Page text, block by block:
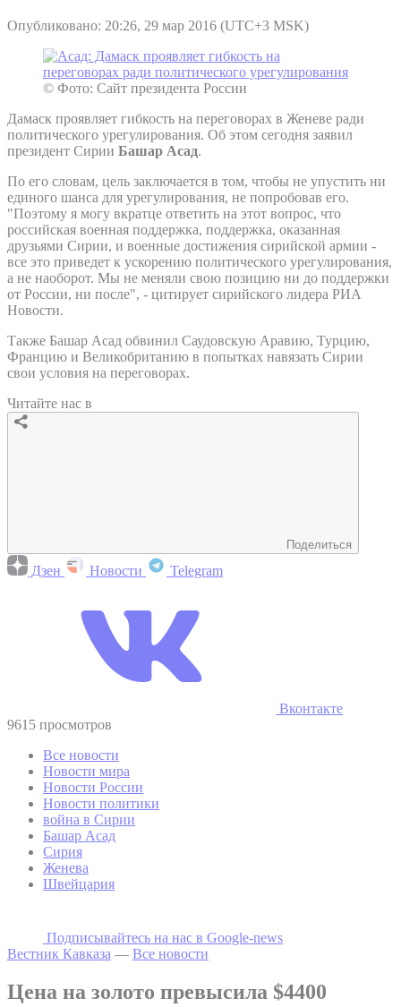
Опубликовано: 20:26, 29 мар 2016 (UTC+3 MSK)
© Фото: Сайт президента России
Дамаск проявляет гибкость на переговорах в Женеве ради
политического урегулирования. Об этом сегодня заявил
президент Сирии Башар Асад.
По его словам, цель заключается в том, чтобы не упустить ни
единого шанса для урегулирования, не попробовав его.
"Поэтому я могу вкратце ответить на этот вопрос, что
российская военная поддержка, поддержка, оказанная
друзьями Сирии, и военные достижения сирийской армии -
все это приведет к ускорению политического урегулирования,
а не наоборот. Мы не меняли свою позицию ни до поддержки
от России, ни после", - цитирует сирийского лидера РИА
Новости.
Также Башар Асад обвинил Саудовскую Аравию, Турцию,
Францию и Великобританию в попытках навязать Сирии
свои условия на переговорах.
Читайте нас в
Поделиться
Дзен Новости Telegram
Вконтакте
9615 просмотров
Все новости
Новости мира
Новости России
Новости политики
война в Сирии
Башар Асад
Сирия
Женева
Швейцария
Подписывайтесь на наc в Google-news
Вестник Кавказа — Все новости
Цена на золото превысила $4400